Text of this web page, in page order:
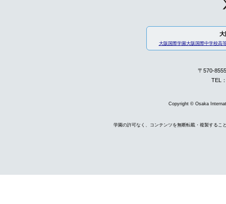
大
大阪国際学園大阪国際中学校高
〒570-
TEL
Copyright © Osaka
学園の許可なく、コンテンツを無断転載・複製するこ